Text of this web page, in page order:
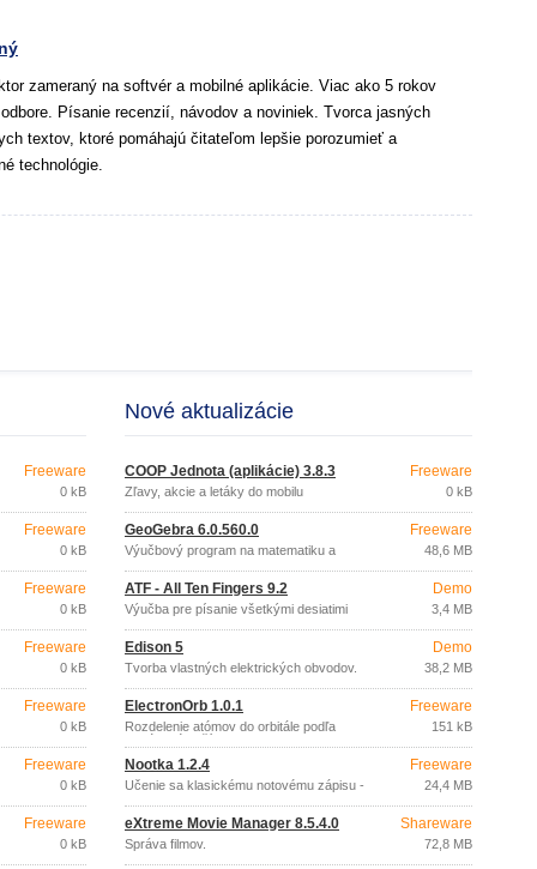
zameraný na softvér a mobilné aplikácie. Viac ako 5 rokov
Písanie recenzií, návodov a noviniek. Tvorca jasných
textov, ktoré pomáhajú čitateľom lepšie porozumieť a
technológie.
Freeware
0 kB
Freeware
0 kB
Freeware
0 kB
Freeware
0 kB
Freeware
0 kB
Freeware
0 kB
Freeware
0 kB
Nové aktualizácie
COOP Jednota (aplikácie) 3.8.3
Zľavy, akcie a letáky do mobilu
Freeware
0 kB
GeoGebra 6.0.560.0
Výučbový program na matematiku a
Freeware
48,6 MB
ATF - All Ten Fingers 9.2
Výučba pre písanie všetkými desiatimi
Demo
3,4 MB
Edison 5
Tvorba vlastných elektrických obvodov.
Demo
38,2 MB
ElectronOrb 1.0.1
Rozdelenie atómov do orbitále podľa
protónového čísla.
Freeware
151 kB
Nootka 1.2.4
Učenie sa klasickému notovému zápisu -
Freeware
24,4 MB
eXtreme Movie Manager 8.5.4.0
Správa filmov.
Shareware
72,8 MB